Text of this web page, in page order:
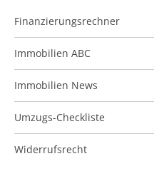
Finanzierungsrechner
Immobilien ABC
Immobilien News
Umzugs-Checkliste
Widerrufsrecht